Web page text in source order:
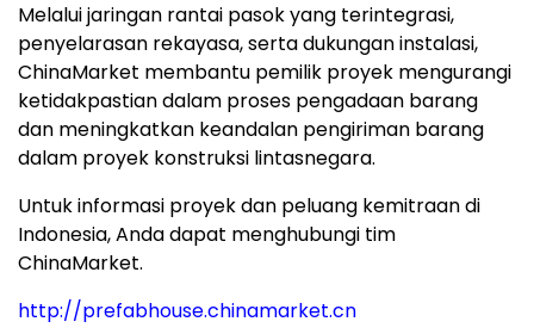
Melalui jaringan rantai pasok yang terintegrasi,
penyelarasan rekayasa, serta dukungan instalasi,
ChinaMarket membantu pemilik proyek mengurangi
ketidakpastian dalam proses pengadaan barang
dan meningkatkan keandalan pengiriman barang
dalam proyek konstruksi lintasnegara.
Untuk informasi proyek dan peluang kemitraan di
Indonesia, Anda dapat menghubungi tim
ChinaMarket.
http://prefabhouse.chinamarket.cn